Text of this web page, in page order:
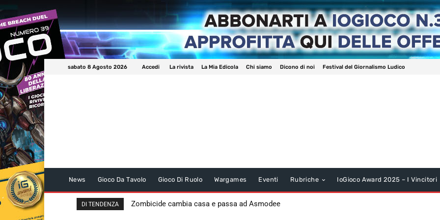
sabato 8 Agosto 2026 Accedi La rivista La Mia Edicola Chi siamo Dicono di noi Festival del Giornalismo Ludico
News Gioco Da Tavolo Gioco Di Ruolo Wargames Eventi Rubriche IoGioco Award 2025 – I Vincitori
DI TENDENZA Zombicide cambia casa e passa ad Asmodee